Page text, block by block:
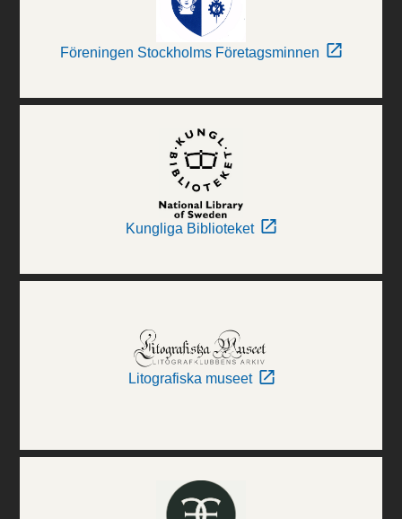
Föreningen Stockholms Företagsminnen
Kungliga Biblioteket
Litografiska museet